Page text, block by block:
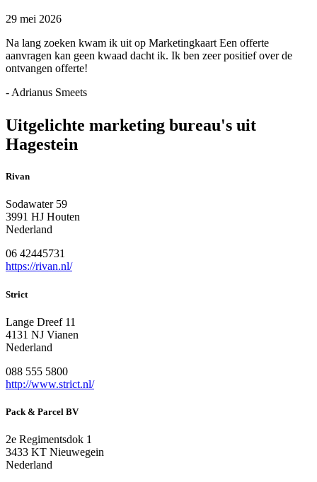
29 mei 2026
Na lang zoeken kwam ik uit op Marketingkaart Een offerte
aanvragen kan geen kwaad dacht ik. Ik ben zeer positief over de
ontvangen offerte!
- Adrianus Smeets
Uitgelichte marketing bureau's uit
Hagestein
Rivan
Sodawater 59
3991 HJ Houten
Nederland
06 42445731
https://rivan.nl/
Strict
Lange Dreef 11
4131 NJ Vianen
Nederland
088 555 5800
http://www.strict.nl/
Pack & Parcel BV
2e Regimentsdok 1
3433 KT Nieuwegein
Nederland